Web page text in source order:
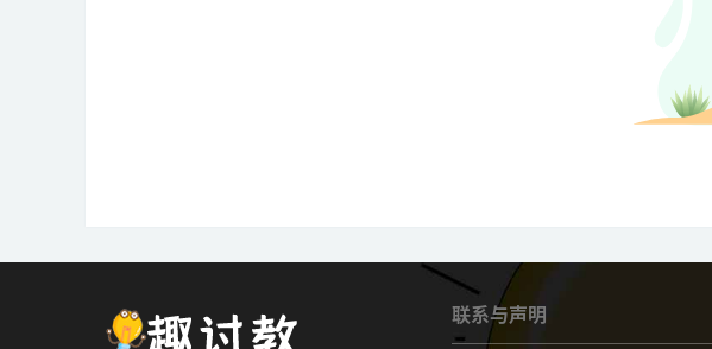
联系与声明